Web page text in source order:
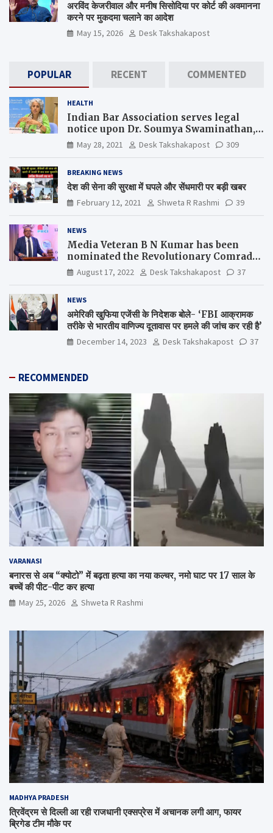
अरविंद केजरीवाल और मनीष सिसोदिया पर कोर्ट की अवमानना
करने पर मुकदमा चलाने का आदेश
May 15, 2026 Desk Takshakapost
POPULAR RECENT COMMENTED
HEALTH
Indian Bar Association serves legal
notice upon Dr. Soumya Swaminathan,
the Chief Scientist, WHO
May 28, 2021 Desk Takshakapost 309
BREAKING NEWS
देश की सेना की सुरक्षा में घपले और सेंधमारी पर बड़ी खबर
February 12, 2021 Shweta R Rashmi 39
NEWS
Media Veteran B N Kumar has been
nominated the Revolutionary Comrade
Shiv Varma Media Award 2022-23
August 17, 2022 Desk Takshakapost 37
NEWS
अमेरिकी खुफिया एजेंसी के निदेशक बोले- ‘FBI आक्रामक
तरीके से भारतीय वाणिज्य दूतावास पर हमले की जांच कर रही है’
December 14, 2023 Desk Takshakapost 37
RECOMMENDED
VARANASI
बनारस से अब “क्योटो” में बढ़ता हत्या का नया कल्चर, नमो घाट पर 17 साल के
बच्चें की पीट-पीट कर हत्या
May 25, 2026 Shweta R Rashmi
MADHYA PRADESH
त्रिवेंद्रम से दिल्ली आ रही राजधानी एक्सप्रेस में अचानक लगी आग, फायर
ब्रिगेड टीम मौके पर